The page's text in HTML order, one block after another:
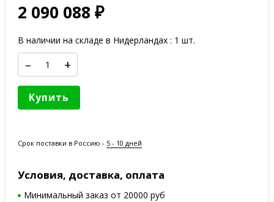
2 090 088₽
В наличии на складе в Нидерландах : 1 шт.
– +
Купить
Срок поставки в Россию - 5 - 10 дней
Условия, доставка, оплата
Минимальный заказ от 20000 руб